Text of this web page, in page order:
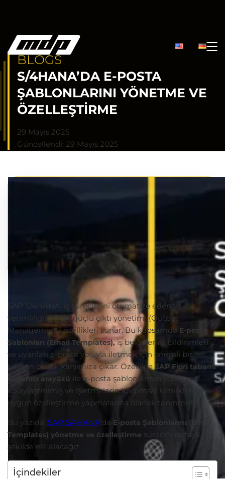
BLOGS
S/4HANA’DA E-POSTA
ŞABLONLARINI YÖNETME VE
ÖZELLEŞTIRME
29 Mayıs 2025
Güncellendi: 29 Mayıs 2025
SAP S/4HANA, iş süreçlerini otomatize eden ve
verimliliği artıran güçlü çıktı yönetimi (Output
Management) özellikleri sunar. Bu kapsamda E-posta
Şablonları (Email Templates),iş belgelerini, bildirimleri
ve uyarıları e-posta yoluyla iletmek için önemli bir
bileşen olarak karşımıza çıkar. ÖzellikleSAP Fiori tabanlı
kullanıcı arayüzü
ile e-posta şablonlarının yönetimi
kolaylaştırılmış ve işletmelerin kurumsal kimliklerine
uygun özelleştirme yapmalarına olanak tanınmıştır.
Bu yazıda, SAP S/4HANA’da E-posta Şablonlarını (Email
Templates) yönetme ve özelleştirme sürecini detaylı bir
şekilde ele alacağız.
İçindekiler